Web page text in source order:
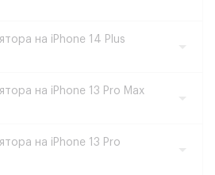
на iPhone 14 Plus
на iPhone 13 Pro Max
на iPhone 13 Pro